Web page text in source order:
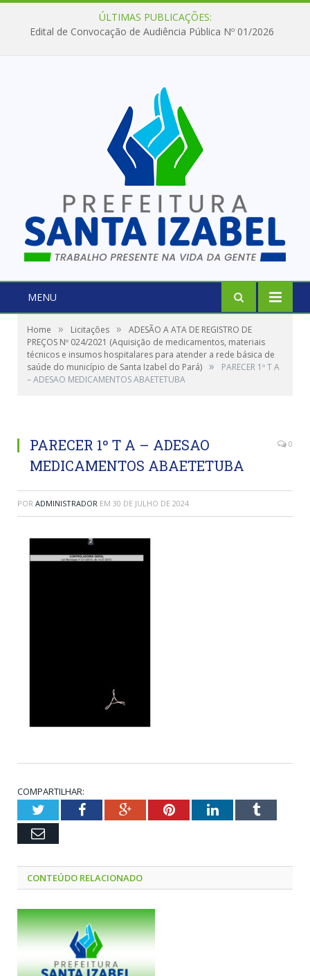
ÚLTIMAS PUBLICAÇÕES:
Edital de Convocação de Audiência Pública Nº 01/2026
MENU
Home » Licitações »
ADESÃO A ATA DE REGISTRO DE
PREÇOS Nº 024/2021 (Aquisição de medicamentos, materiais
técnicos e insumos hospitalares para atender a rede básica de
saúde do município de Santa Izabel do Pará) »
PARECER 1º T A
– ADESAO MEDICAMENTOS ABAETETUBA
PARECER 1º T A – ADESAO
MEDICAMENTOS ABAETETUBA
0
POR ADMINISTRADOR EM 30 DE JULHO DE 2024
COMPARTILHAR:
TwitterFacebookGoogle+PinterestLinkedInTumblr
Email
CONTEÚDO RELACIONADO